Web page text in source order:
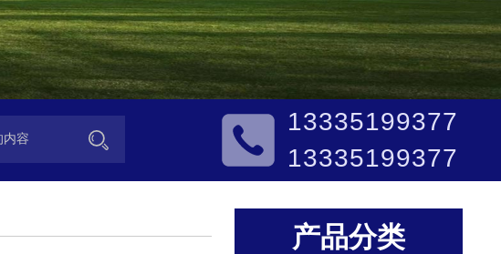
13335199377
13335199377
产品分类